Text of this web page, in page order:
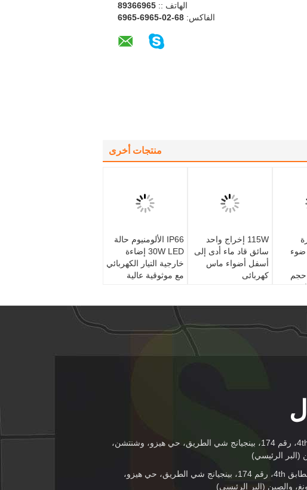
الهاتف :: 56966398
الفاكس: 86-20-5696-5696
منتجات أخرى
IP66 الألومنيوم حالة
30W LED إضاءة
خارجية التيار الكهربائي
مع موثوقية عالية
115W إخراج واحد
سائق قاد ماء أدى إلى
أسفل أضواء ماس
كهربائى
ضوء
22x10.5mm حجم
الطابق 4th، رقم 174، بينجيانج شي الطريق، حي هيزو، وشنتشن،
(البر الرئيسي)
الطابق 4th، رقم 174، بينجيانج شي الطريق، حي هيزو،
والصين (البر الرئيسي)